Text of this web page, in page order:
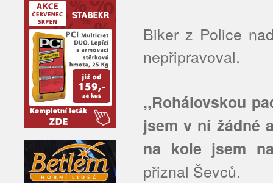
Biker z Police
nepřipravoval.
,,Rohálovskou
jsem v ní žádné
na kole jsem
přiznal Ševců.